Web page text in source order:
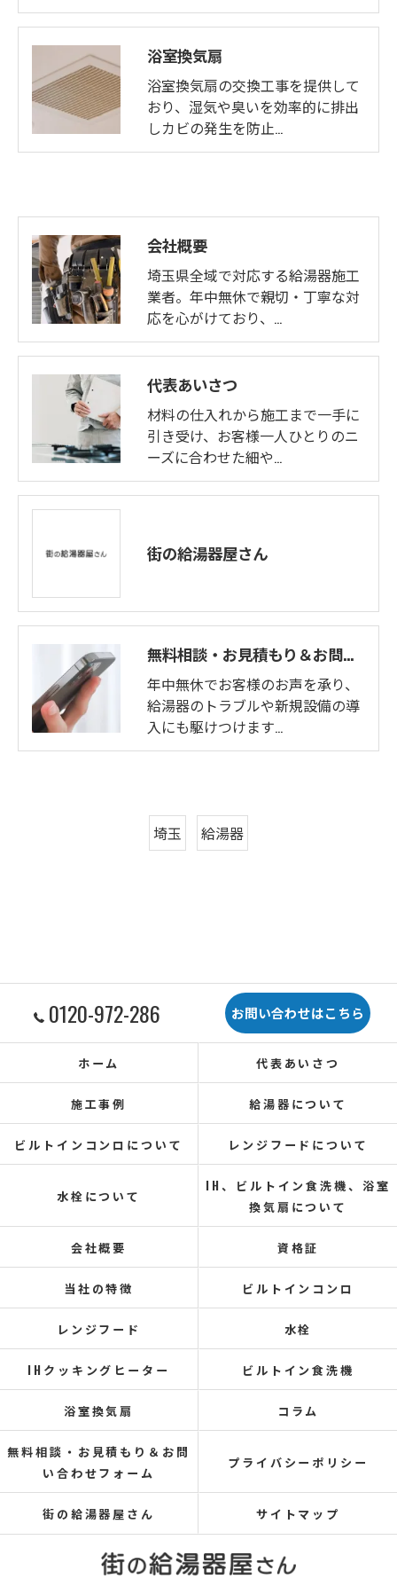
浴室換気扇
浴室換気扇の交換工事を提供して
おり、湿気や臭いを効率的に排出
しカビの発生を防止…
会社概要
埼玉県全域で対応する給湯器施工
業者。年中無休で親切・丁寧な対
応を心がけており、…
代表あいさつ
材料の仕入れから施工まで一手に
引き受け、お客様一人ひとりのニ
ーズに合わせた細や…
街の給湯器屋さん
無料相談・お見積もり＆お問い合わせフォーム
年中無休でお客様のお声を承り、
給湯器のトラブルや新規設備の導
入にも駆けつけます…
埼玉 給湯器
0120-972-286 お問い合わせはこちら
ホーム 代表あいさつ
施工事例 給湯器について
ビルトインコンロについて レンジフードについて
水栓について
IH、ビルトイン食洗機、浴室
換気扇について
会社概要 資格証
当社の特徴 ビルトインコンロ
レンジフード 水栓
IHクッキングヒーター ビルトイン食洗機
浴室換気扇 コラム
無料相談・お見積もり＆お問
い合わせフォーム
プライバシーポリシー
街の給湯器屋さん サイトマップ